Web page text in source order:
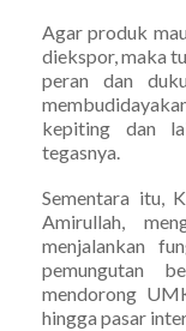
Agar produk
diekspor, maka
peran dan
kepiting dan
tegasnya.
Sementara itu,
Amirullah,
menjalankan
pemungutan
mendorong
hingga pasar